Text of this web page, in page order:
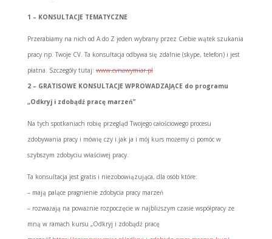
1 – KONSULTACJE TEMATYCZNE
Przerabiamy na nich od A do Z jeden wybrany przez Ciebie wątek szukania
pracy np. Twoje CV. Ta konsultacja odbywa się zdalnie (skype, telefon) i jest
płatna. Szczegóły tutaj: www.cvnawymiar.pl
2 – GRATISOWE KONSULTACJE WPROWADZAJĄCE do programu
„Odkryj i zdobądź pracę marzeń”
Na tych spotkaniach robię przegląd Twojego całościowego procesu
zdobywania pracy i mówię czy i jak ja i mój kurs możemy ci pomóc w
szybszym zdobyciu właściwej pracy.
Ta konsultacja jest gratis i niezobowiązująca, dla osób które:
– mają palące pragnienie zdobycia pracy marzeń
– rozważają na poważnie rozpoczęcie w najbliższym czasie współpracy ze
mną w ramach kursu „Odkryj i zdobądź pracę